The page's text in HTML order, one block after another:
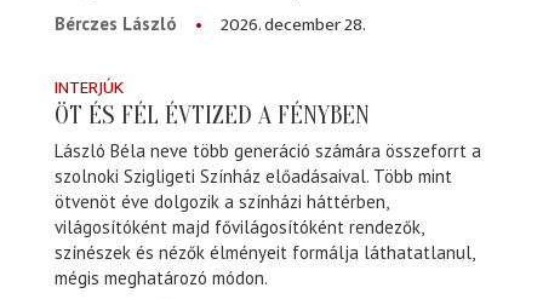
Bérczes László
2026. december 28.
INTERJÚK
ÖT ÉS FÉL ÉVTIZED A FÉNYBEN
László Béla neve több generáció számára összeforrt a
szolnoki Szigligeti Színház előadásaival. Több mint
ötvenöt éve dolgozik a színházi háttérben,
világosítóként majd fővilágosítóként rendezők,
színészek és nézők élményeit formálja láthatatlanul,
mégis meghatározó módon.